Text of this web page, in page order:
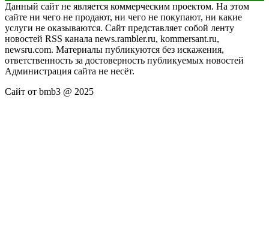
Данный сайт не является коммерческим проектом. На этом
сайте ни чего не продают, ни чего не покупают, ни какие
услуги не оказываются. Сайт представляет собой ленту
новостей RSS канала news.rambler.ru, kommersant.ru,
newsru.com. Материалы публикуются без искажения,
ответственность за достоверность публикуемых новостей
Администрация сайта не несёт.
Сайт от bmb3 @ 2025